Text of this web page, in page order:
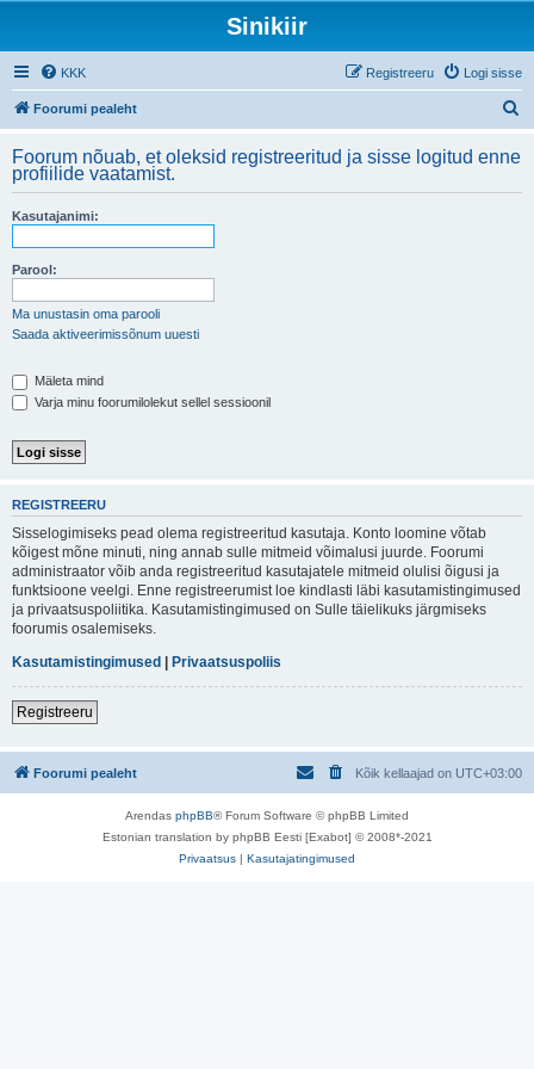
Sinikiir
KKK Logi sisse
Registreeru
Foorumi pealeht
i
Foorum nõuab, et oleksid registreeritud ja sisse logitud enne
profiilide vaatamist.
Kasutajanimi:
Parool:
Ma unustasin oma parooli
Saada aktiveerimissõnum uuesti
Mäleta mind
Varja minu foorumilolekut sellel sessioonil
REGISTREERU
Sisselogimiseks pead olema registreeritud kasutaja. Konto loomine võtab
kõigest mõne minuti, ning annab sulle mitmeid võimalusi juurde. Foorumi
administraator võib anda registreeritud kasutajatele mitmeid olulisi õigusi ja
funktsioone veelgi. Enne registreerumist loe kindlasti läbi kasutamistingimused
ja privaatsuspoliitika. Kasutamistingimused on Sulle täielikuks järgmiseks
foorumis osalemiseks.
Kasutamistingimused | Privaatsuspoliis
Registreeru
Foorumi pealeht Kõik kellaajad on UTC+03:00
Arendas phpBB® Forum Software © phpBB Limited
Estonian translation by phpBB Eesti [Exabot] © 2008*-2021
Privaatsus | Kasutajatingimused